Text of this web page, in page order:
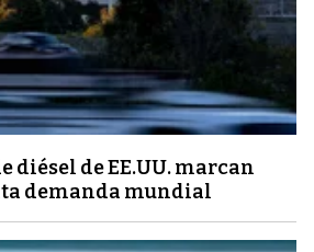
diésel de EE.UU. marcan
demanda mundial